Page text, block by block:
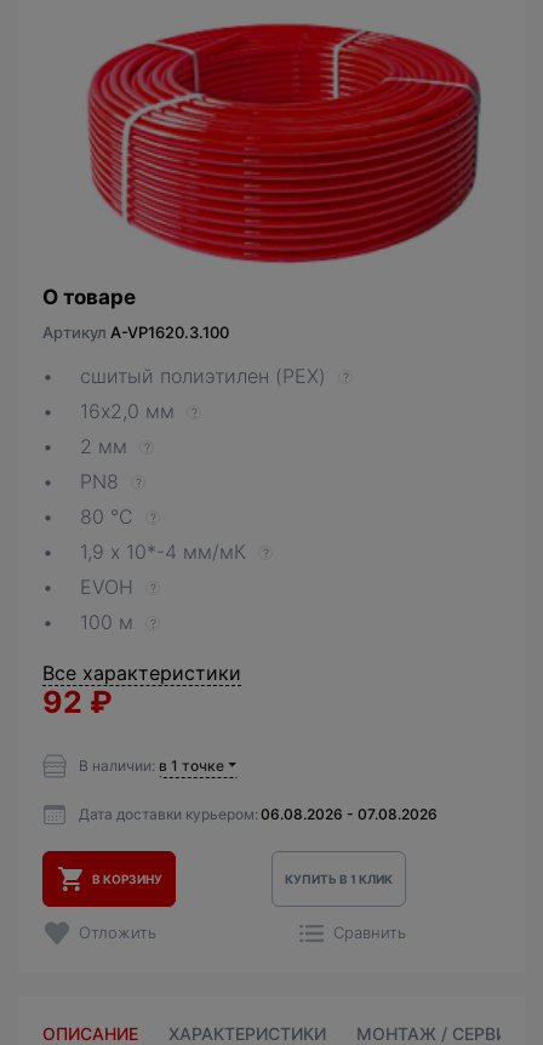
О товаре
Артикул A-VP1620.3.100
сшитый полиэтилен (PEX) ?
16х2,0 мм ?
2 мм ?
PN8 ?
80 °C ?
1,9 х 10*-4 мм/мК ?
EVOH ?
100 м ?
Все характеристики
92 ₽
В наличии: в 1 точке
Дата доставки курьером: 06.08.2026 - 07.08.2026
В КОРЗИНУ КУПИТЬ В 1 КЛИК
Отложить Сравнить
ОПИСАНИЕ ХАРАКТЕРИСТИКИ МОНТАЖ / СЕРВИС